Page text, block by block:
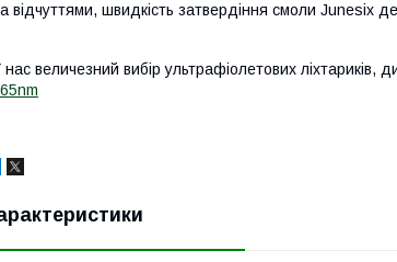
відчуттями, швидкість затвердіння смоли Junesix
нас величезний вибір ультрафіолетових ліхтариків,